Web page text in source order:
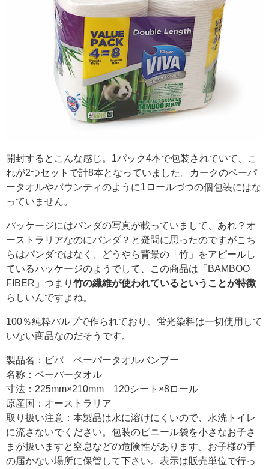
開封するとこんな感じ。1パック4本で包装されていて、こ
れが2つセットで計8本となっていました。カークのペーパ
ータオルやバウンティのように1ロールづつの個包装にはな
っていません。
パッケージにはパンダの写真が載っていまして、あれ？オ
ーストラリアなのにパンダ？と疑問に思ったのですがこち
らはパンダではなく、どうやら背景の「竹」をアピールし
ているパッケージのようでして、この商品は「BAMBOO
FIBER」つまり 竹の繊維が使われているということが特徴
らしいんですよね。
100％純粋パルプで作られており、蛍光染料は一切使用して
いない商品なのだそうです。
製品名：ビバ ペーパータオルバンブー
名称：ペーパータオル
寸法：225mm×210mm 120シート×8ロール
原産国：オーストラリア
取り扱い注意：本製品は水に溶けにくいので、水洗トイレ
に流さないでください。包装のビニール袋を小さなお子さ
まが扱いますと窒息などの危険性があります。お子様の手
の届かない場所に保管して下さい。表示は販売単位で行っ